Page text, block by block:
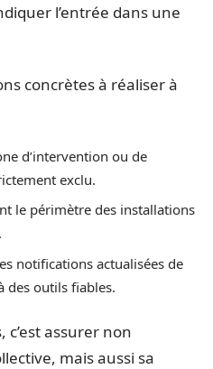
l’entrée dans une
concrètes à réaliser à
d’intervention ou de
exclu.
le périmètre des installations
notifications actualisées de
des outils fiables.
assurer non
mais aussi sa